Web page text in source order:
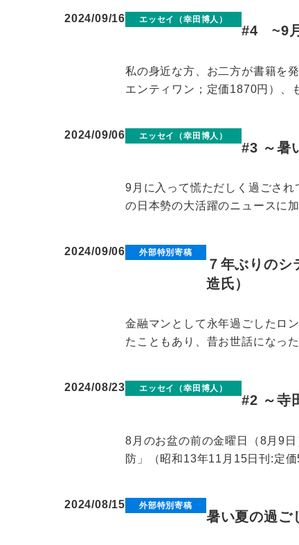
2024/09/16 エッセイ（幸田博人）
#4 ~9月
私の身近な方、お二方が書籍を
エンティワン；定価1870円）、
2024/09/06 エッセイ（幸田博人）
#3 ～暑
9月に入って慌ただしく過ごさ
の日本勢の大活躍のニュースに
2024/09/06 外部特別寄稿
７年ぶりの
造氏）
金融マンとして永年過ごしたロ
たこともあり、昔お世話になっ
2024/08/23 エッセイ（幸田博人）
#2 ～寺
8月のお盆の前の金曜日（8月9
防」（昭和13年11月15日刊:定
2024/08/15 外部特別寄稿
暑い夏の過